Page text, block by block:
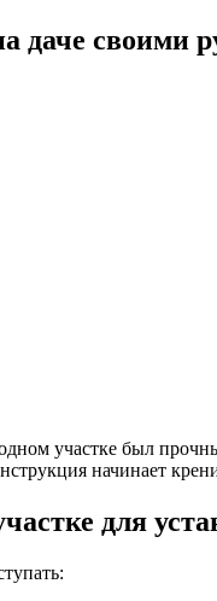
даче своими
участке был
начинает
для